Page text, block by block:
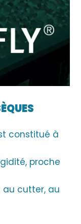
constitué à
proche
cutter, au